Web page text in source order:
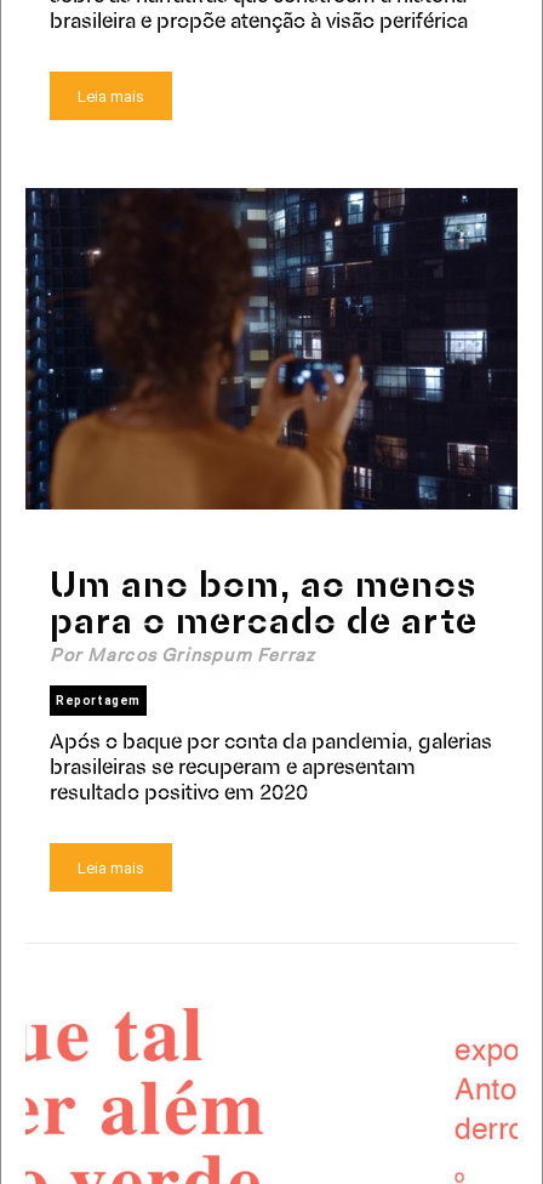
brasileira e propõe atenção à visão periférica
Leia mais
Um ano bom, ao menos
para o mercado de arte
Por Marcos Grinspum Ferraz
Reportagem
Após o baque por conta da pandemia, galerias
brasileiras se recuperam e apresentam
resultado positivo em 2020
Leia mais